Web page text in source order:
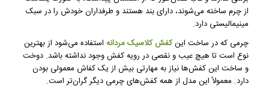
از چرم ساخته می‌شوند، دارای بند هستند و طرفداران خودش را در سبک
مینیمالیستی دارد.
چرمی که در ساخت اینکفش کلاسیک مردانهاستفاده می‌شود از بهترین
نوع است تا هیچ عیب و نقصی در رویه کفش وجود نداشته باشد. دوخت
و ساخت این کفش‌ها نیاز به مهارتی بیش از یک کفاش معمولی بودن
دارد. معمولاً این مدل از همه کفش‌های چرمی دیگر گران‌تر است.